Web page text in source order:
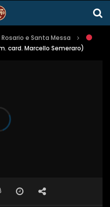
e Santa Messa
card. Marcello Semeraro)